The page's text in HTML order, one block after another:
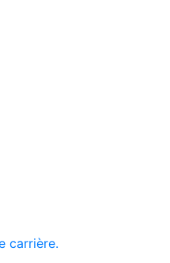
carrière.